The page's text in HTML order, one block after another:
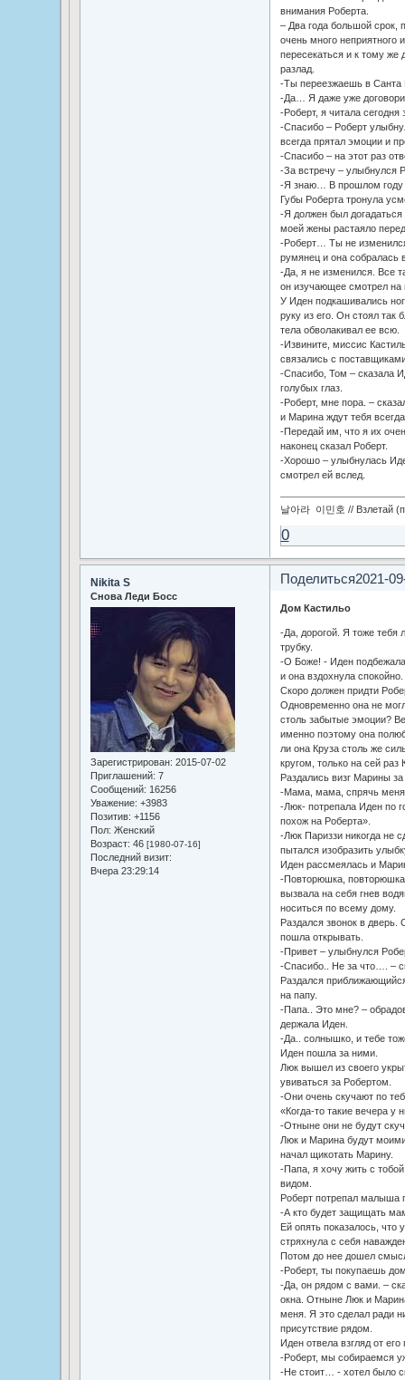
внимания Роберта.
– Два года большой срок,
очень много неприятного
пересекаться и к тому же
разлад.
-Ты переезжаешь в Санта
-Да… Я даже уже
-Роберт, я читала
-Спасибо – Роберт
всегда прятал эмоции и
-Спасибо – на этот раз
-За встречу – улыбнулся
-Я знаю… В прошлом году
Губы Роберта тронула
-Я должен был
моей жены растаяло
-Роберт… Ты не
румянец и она собралась
-Да, я не изменился. Все
он изучающее смотрел на
У Иден подкашивались
руку из его. Он стоял так
тела обволакивал ее всю.
-Извините, миссис
связались с
-Спасибо, Том – сказала
голубых глаз.
-Роберт, мне пора. –
и Марина ждут тебя
-Передай им, что я их
наконец сказал Роберт.
-Хорошо – улыбнулась
смотрел ей вслед.
날아라 이민호 // Взлетай
0
Поделиться2021-
Nikita S
Снова Леди Босс
Зарегистрирован: 2015-07-02
Приглашений: 7
Сообщений: 16256
Уважение: +3983
Позитив: +1156
Пол: Женский
Возраст: 46 [1980-07-16]
Последний визит:
Вчера 23:29:14
Дом Кастильо
-Да, дорогой. Я тоже тебя
трубку.
-О Боже! - Иден подбежала
и она вздохнула спокойно.
Скоро должен придти
Одновременно она не
столь забытые эмоции?
именно поэтому она
ли она Круза столь же
кругом, только на сей
Раздались визг Марины
-Мама, мама, спрячь меня
-Люк- потрепала Иден по
похож на Роберта».
-Люк Париззи никогда не
пытался изобразить
Иден рассмеялась и
-Повторюшка,
вызвала на себя гнев
носиться по всему дому.
Раздался звонок в
пошла открывать.
-Привет – улыбнулся
-Спасибо.. Не за что…. –
Раздался
на папу.
-Папа.. Это мне? –
держала Иден.
-Да.. солнышко, и тебе
Иден пошла за ними.
Люк вышел из своего
увиваться за Робертом.
-Они очень скучают по
«Когда-то такие вечера
-Отныне они не будут
Люк и Марина будут
начал щикотать Марину.
-Папа, я хочу жить с
видом.
Роберт потрепал малыша
-А кто будет защищать
Ей опять показалось,
стряхнула с себя
Потом до нее дошел
-Роберт, ты покупаешь
-Да, он рядом с вами. –
окна. Отныне Люк и
меня. Я это сделал ради
присутствие рядом.
Иден отвела взгляд от
-Роберт, мы собираемся
-Не стоит… - хотел было